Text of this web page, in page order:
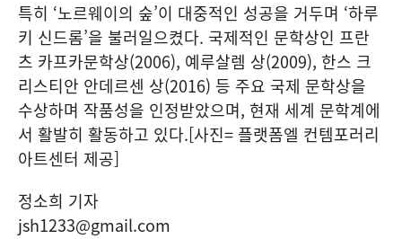
특히 ‘노르웨이의 숲’이 대중적인 성공을 거두며 ‘하루
키 신드롬’을 불러일으켰다. 국제적인 문학상인 프란
츠 카프카문학상(2006), 예루살렘 상(2009), 한스 크
리스티안 안데르센 상(2016) 등 주요 국제 문학상을
수상하며 작품성을 인정받았으며, 현재 세계 문학계에
서 활발히 활동하고 있다.[사진= 플랫폼엘 컨템포러리
아트센터 제공]
정소희 기자
jsh1233@gmail.com